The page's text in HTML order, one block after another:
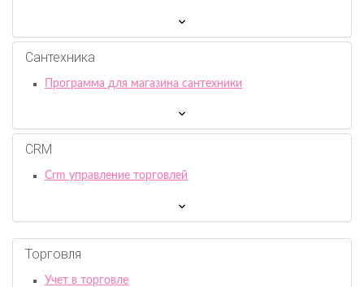
Сантехника
Программа для магазина сантехники
CRM
Crm управление торговлей
Торговля
Учет в торговле